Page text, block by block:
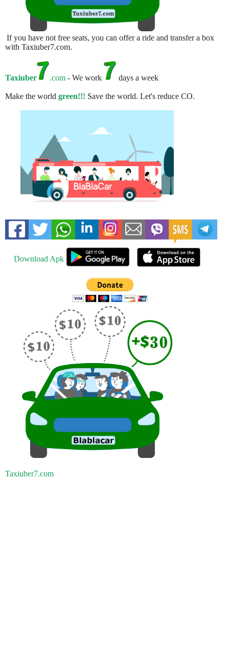
If you have not free seats, you can offer a ride and transfer a box
with Taxiuber7.com.
Taxiuber .com - We work days a week
Make the world green!!! Save the world. Let's reduce CO.
Download Apk
Taxiuber7.com